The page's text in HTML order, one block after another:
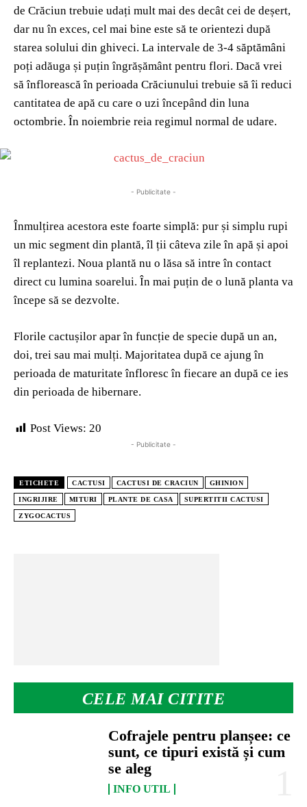
CELE MAI CITITE
Cofrajele pentru planșee: ce
sunt, ce tipuri există și cum
se aleg
INFO UTIL
de Crăciun trebuie udați mult mai des decât cei de deșert,
dar nu în exces, cel mai bine este să te orientezi după
starea solului din ghiveci. La intervale de 3-4 săptămâni
poți adăuga și puțin îngrășământ pentru flori. Dacă vrei
să înflorească în perioada Crăciunului trebuie să îi reduci
cantitatea de apă cu care o uzi începând din luna
octombrie. În noiembrie reia regimul normal de udare.
- Publicitate -
Înmulțirea acestora este foarte simplă: pur și simplu rupi
un mic segment din plantă, îl ții câteva zile în apă și apoi
îl replantezi. Noua plantă nu o lăsa să intre în contact
direct cu lumina soarelui. În mai puțin de o lună planta va
începe să se dezvolte.
Florile cactușilor apar în funcție de specie după un an,
doi, trei sau mai mulți. Majoritatea după ce ajung în
perioada de maturitate înfloresc în fiecare an după ce ies
din perioada de hibernare.
Post Views: 20
- Publicitate -
ETICHETE CACTUSI CACTUSI DE CRACIUN GHINION
INGRIJIRE MITURI PLANTE DE CASA SUPERTITII CACTUSI
ZYGOCACTUS